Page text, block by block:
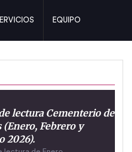
EQUIPO
lectura Cementerio de
Febrero y
2026).